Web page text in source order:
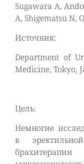
Sugawara A,
A, Shigematsu N,
Источник:
Department of
Medicine, Tokyo,
Цель:
Немногие
в